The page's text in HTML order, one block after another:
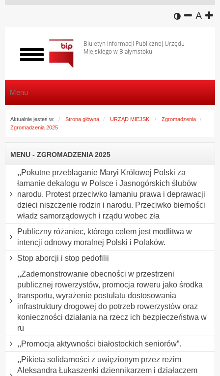
wersja
A
Biuletyn Informacji Publicznej Urzędu
Miejskiego w Białymstoku
Włącz
menu
Menu
Aktualnie jesteś w: Strona główna URZĄD MIEJSKI
Zgromadzenia
Zgromadzenia 2025
MENU - ZGROMADZENIA 2025
,,Pokutne przebłaganie Maryi Królowej Polski za
łamanie dekalogu w Polsce i Jasnogórskich ślubów
narodu. Protest przeciwko łamaniu prawa i deprawacji
dzieci niszczenie rodzin i narodu. Przeciwko bierności
władz samorządowych i rządu wobec zła
Publiczny różaniec, którego celem jest modlitwa w
intencji odnowy moralnej Polski i Polaków.
Stop aborcji i stop pedofilii
,,Zademonstrowanie obecności w przestrzeni
publicznej rowerzystów, promocja roweru jako środka
transportu, wyrażenie postulatu dostosowania
infrastruktury drogowej do potrzeb rowerzystów oraz
konieczności działania na rzecz ich bezpieczeństwa w
ru
,,Promocja aktywności białostockich seniorów”.
,,Pikieta solidarności z uwięzionym przez reżim
Aleksandra Łukaszenki dziennikarzem i działaczem